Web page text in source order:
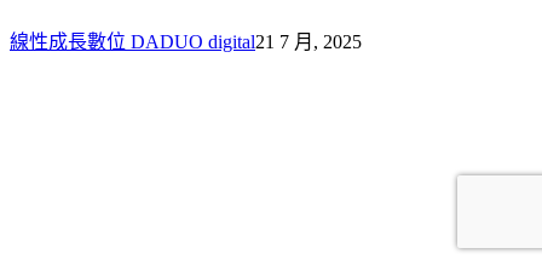
數
線性成長數位 DADUO digital21 7 月, 2025